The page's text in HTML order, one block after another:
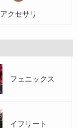
アクセサリ
フェニックス
イフリート